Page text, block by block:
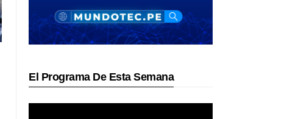
El Programa De Esta Semana